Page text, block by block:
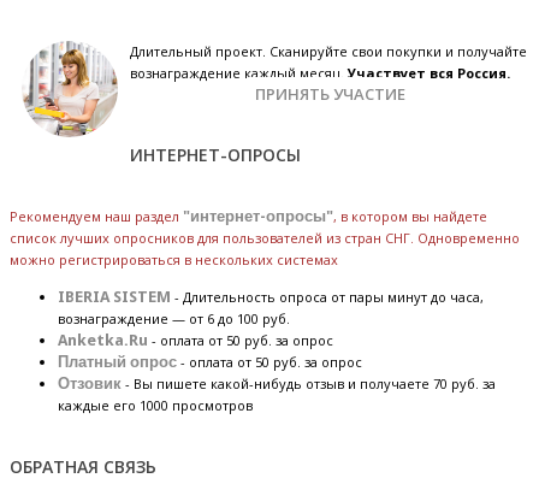
Длительный проект. Сканируйте свои покупки и получайте
вознаграждение каждый месяц.Участвует вся Россия.
ПРИНЯТЬ УЧАСТИЕ
ИНТЕРНЕТ-ОПРОСЫ
Рекомендуем наш раздел "интернет-опросы", в котором вы найдете
список лучших опросников для пользователей из стран СНГ. Одновременно
можно регистрироваться в нескольких системах
IBERIA SISTEM - Длительность опроса от пары минут до часа,
вознаграждение — от 6 до 100 руб.
Anketka.Ru - оплата от 50 руб. за опрос
Платный опрос - оплата от 50 руб. за опрос
Отзовик - Вы пишете какой-нибудь отзыв и получаете 70 руб. за
каждые его 1000 просмотров
ОБРАТНАЯ СВЯЗЬ